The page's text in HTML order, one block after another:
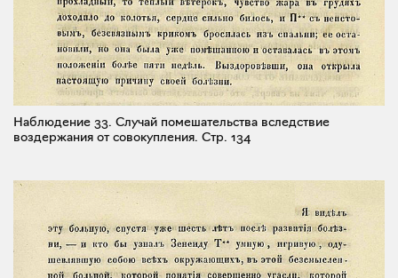
Наблюдение 33. Случай помешательства вследствие
воздержания от совокупления. Стр. 134